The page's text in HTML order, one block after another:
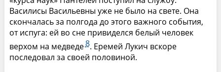
Василисы Васильевны уже не было на свете. Она
скончалась за полгода до этого важного события,
от испуга: ей во сне привиделся белый человек
верхом на медведе8. Еремей Лукич вскоре
последовал за своей половиной.